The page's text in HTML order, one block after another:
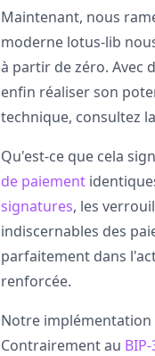
Maintenant, nous
moderne lotus-lib
à partir de zéro. Avec
enfin réaliser son
technique, consultez
Qu'est-ce que cela
de paiement
signatures, les
indiscernables des
parfaitement dans
renforcée.
Notre implémentation
Contrairement au BIP-